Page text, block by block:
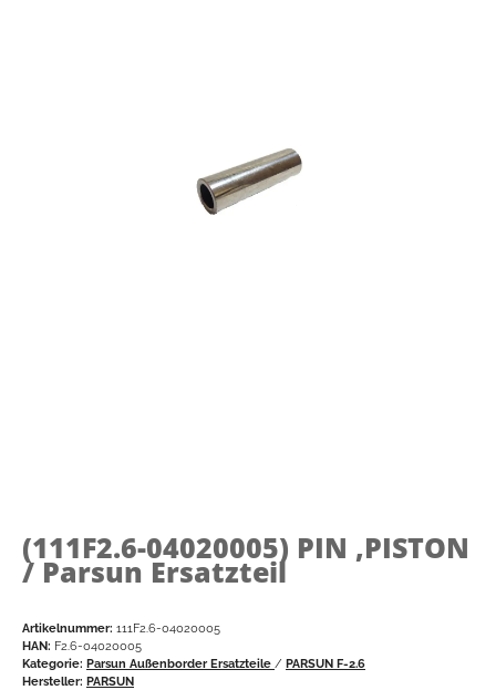
(111F2.6-04020005) PIN ,PISTON
/ Parsun Ersatzteil
Artikelnummer: 111F2.6-04020005
HAN: F2.6-04020005
Kategorie: Parsun Außenborder Ersatzteile / PARSUN F-2.6
Hersteller: PARSUN